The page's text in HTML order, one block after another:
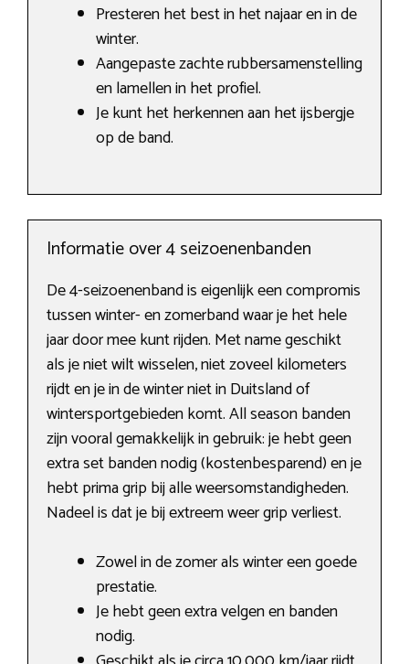
Presteren het best in het najaar en in de
winter.
Aangepaste zachte rubbersamenstelling
en lamellen in het profiel.
Je kunt het herkennen aan het ijsbergje
op de band.
Informatie over 4 seizoenenbanden
De 4-seizoenenband is eigenlijk een compromis
tussen winter- en zomerband waar je het hele
jaar door mee kunt rijden. Met name geschikt
als je niet wilt wisselen, niet zoveel kilometers
rijdt en je in de winter niet in Duitsland of
wintersportgebieden komt. All season banden
zijn vooral gemakkelijk in gebruik: je hebt geen
extra set banden nodig (kostenbesparend) en je
hebt prima grip bij alle weersomstandigheden.
Nadeel is dat je bij extreem weer grip verliest.
Zowel in de zomer als winter een goede
prestatie.
Je hebt geen extra velgen en banden
nodig.